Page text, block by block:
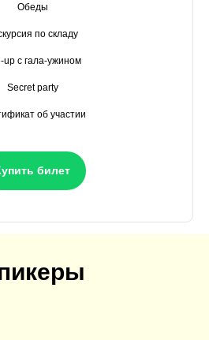
Обеды
по складу
up c гала-ужином
Secret party
об участии
билет